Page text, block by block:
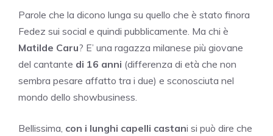
Parole che la dicono lunga su quello che è stato finora
Fedez sui social e quindi pubblicamente. Ma chi è
Matilde Caru? E’ una ragazza milanese più giovane
del cantante di 16 anni (differenza di età che non
sembra pesare affatto tra i due) e sconosciuta nel
mondo dello showbusiness.
Bellissima, con i lunghi capelli castani si può dire che